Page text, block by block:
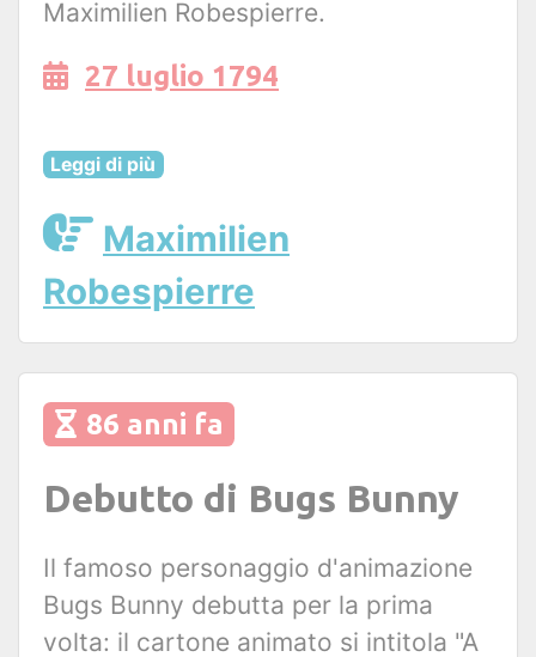
Maximilien Robespierre.
27 luglio 1794
Leggi di più
Maximilien
Robespierre
86 anni fa
Debutto di Bugs Bunny
Il famoso personaggio d'animazione
Bugs Bunny debutta per la prima
volta: il cartone animato si intitola "A